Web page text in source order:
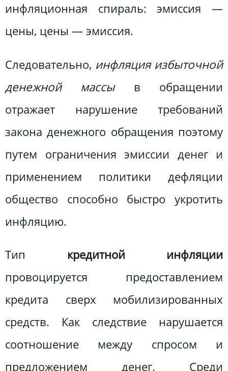
инфляционная спираль: эмиссия —
цены, цены — эмиссия.
Следовательно, инфляция избыточной
денежной массы в обращении
отражает нарушение требований
закона денежного обращения поэтому
путем ограничения эмиссии денег и
применением политики дефляции
общество способно быстро укротить
инфляцию.
Тип кредитной инфляции
провоцируется предоставлением
кредита сверх мобилизированных
средств. Как следствие нарушается
соотношение между спросом и
предложением денег. Среди